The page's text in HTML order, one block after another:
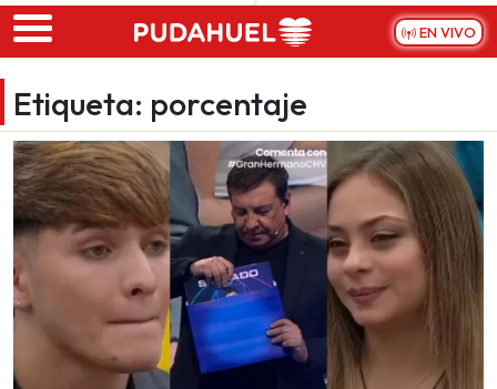
Skip to main content
EN VIVO
Etiqueta: porcentaje